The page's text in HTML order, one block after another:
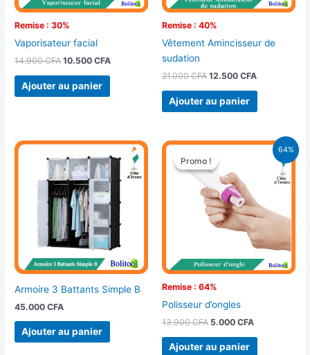
Remise : 30%
Vaporisateur facial
14.900CFA 10.500CFA
Ajouter au panier
Remise : 40%
Vêtement Amincisseur de
sudation
21.000CFA 12.500 CFA
Ajouter au panier
Armoire 3 Battants Simple B
45.000CFA
Ajouter au panier
64%
Promo !
Remise : 64%
Promo !
Polisseur d’ongles
13.900CFA
Le
prix
initial
était :
13.900 CFA.
5.000 CFA
Le
Ajouter au panier